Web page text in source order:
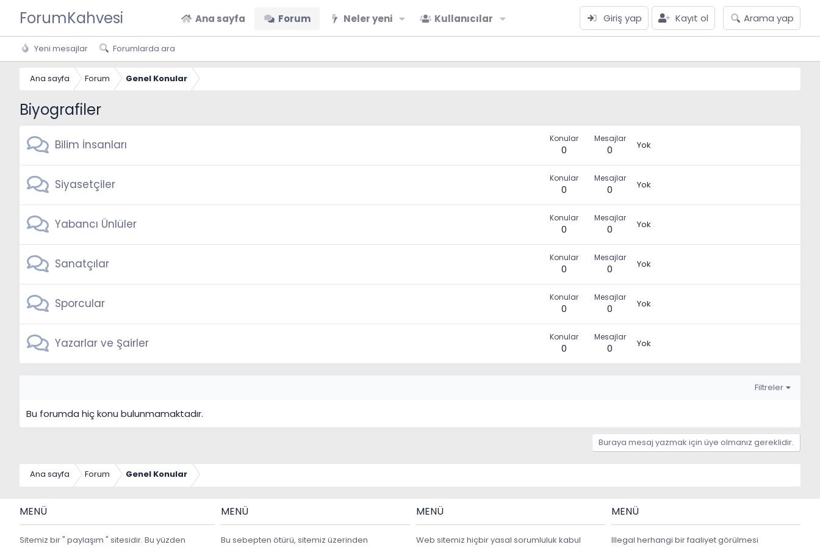
ForumKahvesi Ana sayfa Forum Neler yeni Kullanıcılar Giriş yap Kayıt ol Arama yap
Yeni mesajlar Forumlarda ara
Ana sayfa Forum Genel Konular
Biyografiler
Bilim İnsanları Konular
0
Mesajlar
0 Yok
Siyasetçiler Konular
0
Mesajlar
0 Yok
Yabancı Ünlüler Konular
0
Mesajlar
0 Yok
Sanatçılar Konular
0
Mesajlar
0 Yok
Sporcular Konular
0
Mesajlar
0 Yok
Yazarlar ve Şairler Konular
0
Mesajlar
0 Yok
Filtreler
Bu forumda hiç konu bulunmamaktadır.
Buraya mesaj yazmak için üye olmanız gereklidir.
Ana sayfa Forum Genel Konular
MENÜ
Sitemiz bir " paylaşım " sitesidir. Bu yüzden
MENÜ
Bu sebepten ötürü, sitemiz üzerinden
MENÜ
Web sitemiz hiçbir yasal sorumluluk kabul
MENÜ
Illegal herhangi bir faaliyet görülmesi